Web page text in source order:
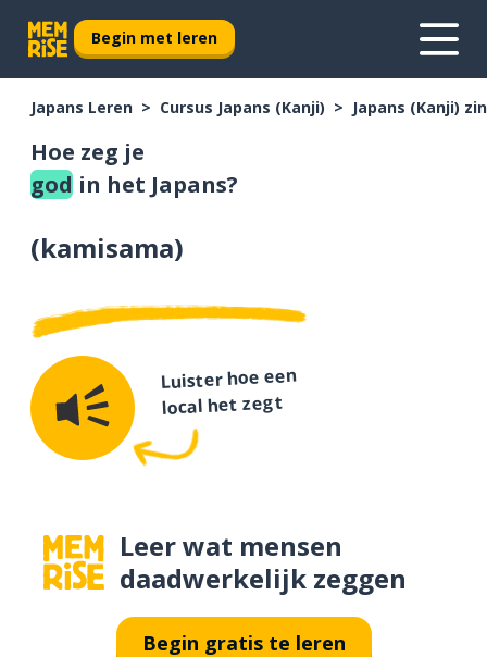
Begin met leren
Japans Leren Cursus Japans (Kanji) Japans (Kanji)
Hoe zeg je
god in het Japans?
(kamisama)
Luister hoe een
local het zegt
Leer wat mensen
daadwerkelijk zeggen
Begin gratis te leren